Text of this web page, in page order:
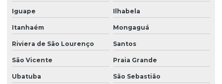
Licenciamento ambiental para construção civil
Licenciamento ambiental para construção civil em sp
Licenciamento ambiental empresa em são paulo
Licenciamento ambiental estadual
Licenciamento ambiental estadual em são paulo
Iguape Ilhabela
Itanhaém Mongaguá
Riviera de São Lourenço Santos
São Vicente Praia Grande
Ubatuba São Sebastião